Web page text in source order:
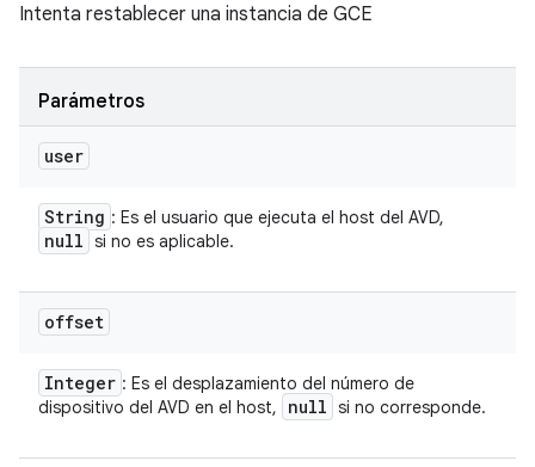
Intenta restablecer una instancia de GCE
Parámetros
user
String : Es el usuario que ejecuta el host del AVD,
null si no es aplicable.
offset
Integer : Es el desplazamiento del número de
dispositivo del AVD en el host,
null si no corresponde.